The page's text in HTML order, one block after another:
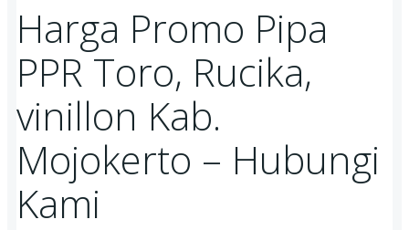
Harga Promo Pipa
PPR Toro, Rucika,
vinillon Kab.
Mojokerto – Hubungi
Kami